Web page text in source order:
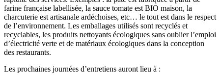
farine française labellisée, la sauce tomate est BIO maison, la
charcuterie est artisanale ardéchoises, etc… le tout est dans le respect
de l’environnement. Les emballages utilisés sont recyclés et
recyclables, les produits nettoyants écologiques sans oublier l’emploi
d’électricité verte et de matériaux écologiques dans la conception
des restaurants.
Les prochaines journées d’entretiens auront lieu à :